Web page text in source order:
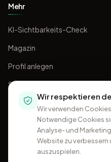
Mehr
KI-Sichtbarkeits-Check
Magazin
Profil anlegen
Sponsoring
Wir respektieren
Wir verwenden
Notwendige Cookies
Analyse- und
Website zu
auszuspielen.